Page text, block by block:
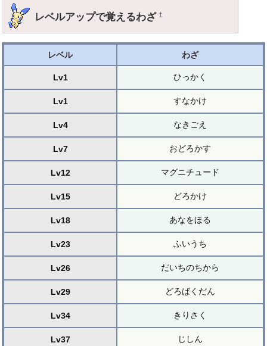
レベルアップで覚えるわざ†
レベル わざ
Lv1 ひっかく
Lv1 すなかけ
Lv4 なきごえ
Lv7 おどろかす
Lv12 マグニチュード
Lv15 どろかけ
Lv18 あなをほる
Lv23 ふいうち
Lv26 だいちのちから
Lv29 どろばくだん
Lv34 きりさく
Lv37 じしん